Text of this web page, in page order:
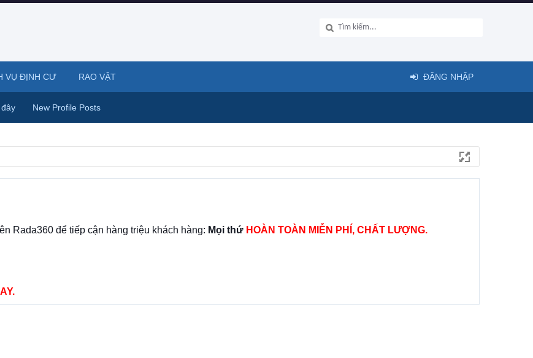
Rada360 để tiếp cận hàng triệu khách hàng: Mọi thứ HOÀN TOÀN MIỄN PHÍ, CHẤT LƯỢNG.
New Profile Posts
VỤ ĐỊNH CƯ RAO VẶT ĐĂNG NHẬP